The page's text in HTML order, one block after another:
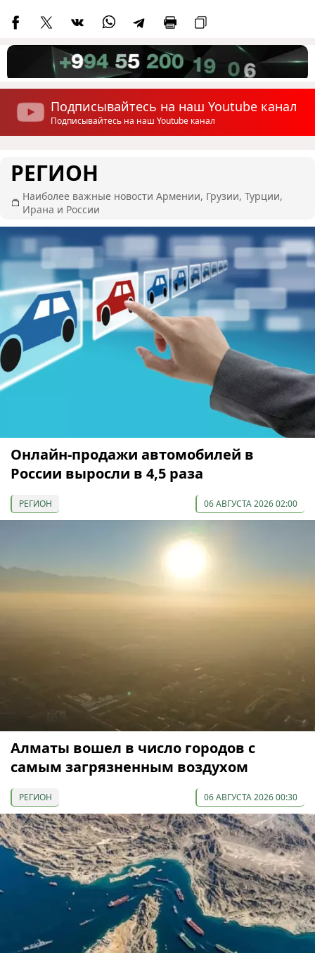
Подписывайтесь на наш Youtube канал
Подписывайтесь на наш Youtube канал
РЕГИОН
Наиболее важные новости Армении, Грузии, Турции,
Ирана и России
Онлайн-продажи автомобилей в
России выросли в 4,5 раза
РЕГИОН 06 АВГУСТА 2026 02:00
Алматы вошел в число городов с
самым загрязненным воздухом
РЕГИОН 06 АВГУСТА 2026 00:30